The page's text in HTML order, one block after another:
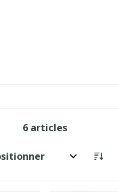
6articles
par: